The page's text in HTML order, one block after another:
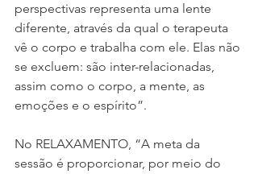
perspectivas representa uma lente
diferente, através da qual o terapeuta
vê o corpo e trabalha com ele. Elas não
se excluem: são inter-relacionadas,
assim como o corpo, a mente, as
emoções e o espírito”.
No RELAXAMENTO, “A meta da
sessão é proporcionar, por meio do